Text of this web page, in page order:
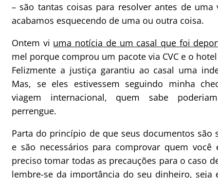
– são tantas coisas para resolver antes de
acabamos esquecendo de uma ou outra coisa.
Ontem vi uma notícia de um casal que foi
mel porque comprou um pacote via CVC e o
Felizmente a justiça garantiu ao casal uma
Mas, se eles estivessem seguindo minha
viagem internacional, quem sabe
perrengue.
Parta do princípio de que seus documentos são
e são necessários para comprovar quem
preciso tomar todas as precauções para o caso
lembre-se da importância do seu dinheiro, seja